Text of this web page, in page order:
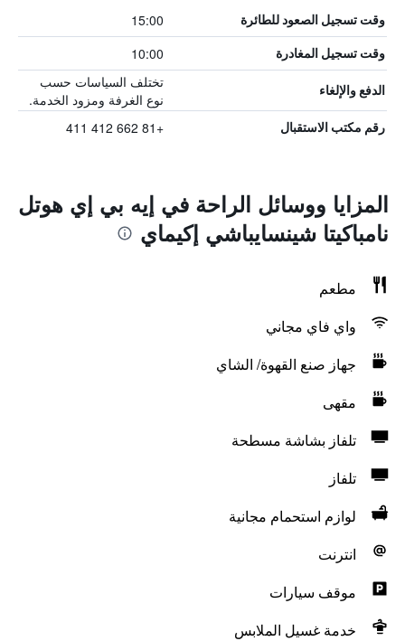
وقت تسجيل الصعود للطائرة 15:00
وقت تسجيل المغادرة 10:00
الدفع والإلغاء
تختلف السياسات حسب
نوع الغرفة ومزود الخدمة.
رقم مكتب الاستقبال +81 662 412 411
المزايا ووسائل الراحة في إيه بي إي هوتل
نامباكيتا شينسايباشي إكيماي
مطعم
واي فاي مجاني
جهاز صنع القهوة/ الشاي
مقهى
تلفاز بشاشة مسطحة
تلفاز
لوازم استحمام مجانية
انترنت
موقف سيارات
خدمة غسيل الملابس